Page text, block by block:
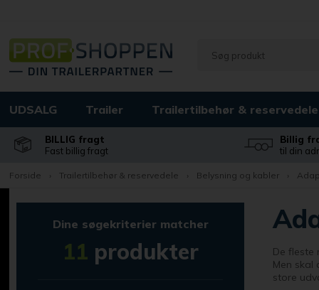
UDSALG Trailer Trailertilbehør & reservedele
BILLIG fragt
Fast billig fragt
Billig
til din
Forside Trailertilbehør & reservedele Belysning og kabler
Dine søgekriterier matcher
11 produkter
De fleste
Men skal
store